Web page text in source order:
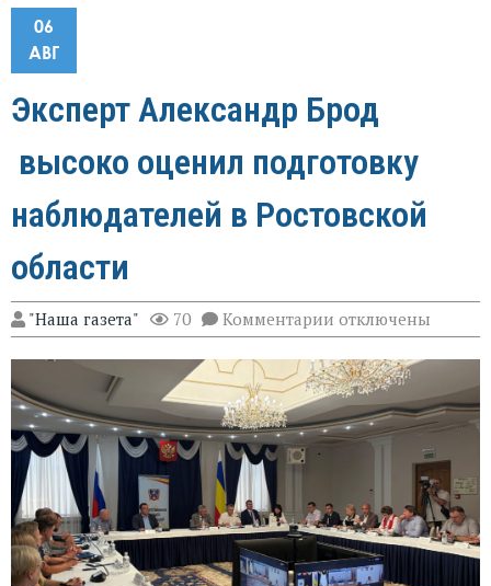
06
АВГ
Эксперт Александр Брод
высоко оценил подготовку
наблюдателей в Ростовской
области
"Наша газета" 70 Комментарии к
записи
Эксперт
Александр
Брод
высоко
оценил
подготовку
наблюдателей
Ростовской
области
отключены